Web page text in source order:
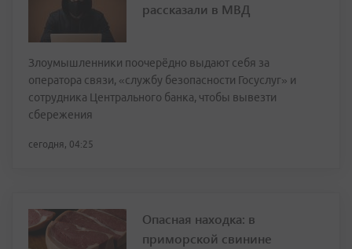
рассказали в МВД
Злоумышленники поочерёдно выдают себя за
оператора связи, «службу безопасности Госуслуг» и
сотрудника Центрального банка, чтобы вывезти
сбережения
сегодня, 04:25
Опасная находка: в
приморской свинине